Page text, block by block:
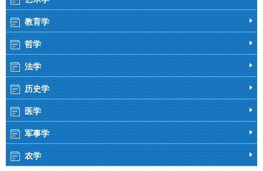
教育学
哲学
法学
历史学
医学
军事学
农学